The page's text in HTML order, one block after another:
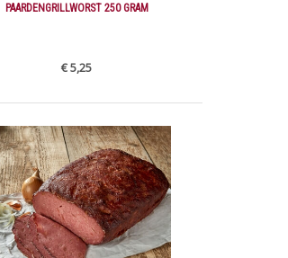
PAARDENGRILLWORST 250 GRAM
€ 5,25